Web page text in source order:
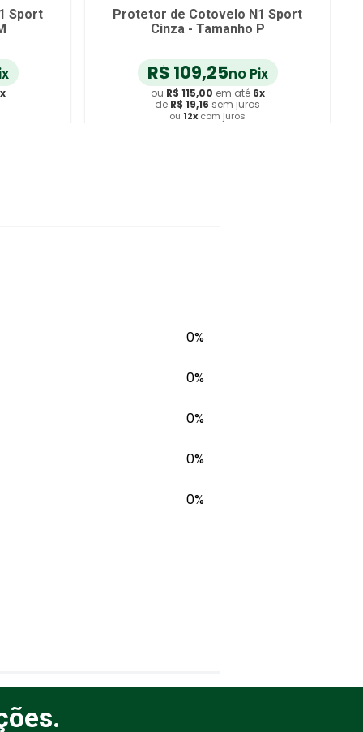
Sport
x
Protetor de Cotovelo N1 Sport
Cinza - Tamanho P
R$ 109,25no Pix
ou R$ 115,00 em até 6x
de R$ 19,16 sem juros
ou 12x com juros
0%
0%
0%
0%
0%